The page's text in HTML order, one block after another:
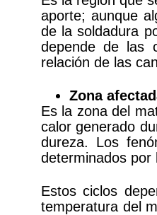
aporte; aunque
de la soldadura
depende de las
relación de las
Zona
Es la zona del
calor generado
dureza. Los
determinados por
Estos ciclos
temperatura del